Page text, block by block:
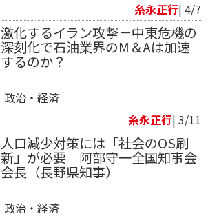
糸永正行| 4/7
激化するイラン攻撃－中東危機の
深刻化で石油業界のM＆Aは加速
するのか？
政治・経済
糸永正行| 3/11
人口減少対策には「社会のOS刷
新」が必要 阿部守一全国知事会
会長（長野県知事）
政治・経済